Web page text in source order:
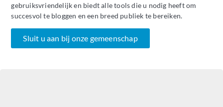
gebruiksvriendelijk en biedt alle tools die u nodig heeft om
succesvol te bloggen en een breed publiek te bereiken.
Sluit u aan bij onze gemeenschap